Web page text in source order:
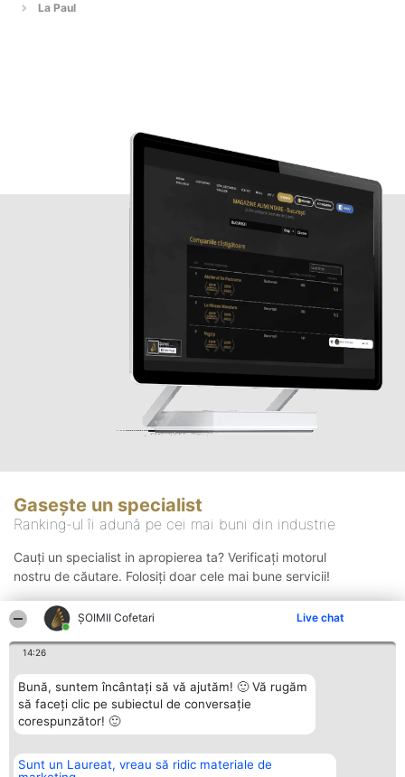
ȘOIMII Cofetari Live chat
14:26
Bună, suntem încântați să vă ajutăm! 🙂 Vă rugăm
să faceți clic pe subiectul de conversație
corespunzător! 🙂
Sunt un Laureat, vreau să ridic materiale de
La Paul
Gasește un specialist
Ranking-ul îi adună pe cei mai buni din industrie
Cauți un specialist in apropierea ta? Verificați motorul
nostru de căutare. Folosiți doar cele mai bune servicii!
Organizator Ranking Plebiscyt Contact